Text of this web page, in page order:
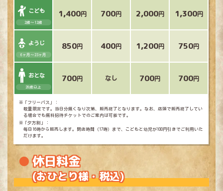
こども
2歳～12歳
1,400円 700円 2,000円 1,300円
ようじ
6ヶ月～23ヶ月
850円 400円 1,200円 750円
おとな
20歳以上
700円 なし 700円 700円
※「フリーパス」：
数量限定です。当日分無くなり次第、販売終了となります。なお、店頭で販売終了してい
る場合でも無料招待チケットでのご案内は可能です。
※「夕方割」：
毎日16時から販売します。閉店時間（17時）まで、こどもと幼児が100円引きでご利用いた
だけます。
休日料金
(おひとり様・税込)